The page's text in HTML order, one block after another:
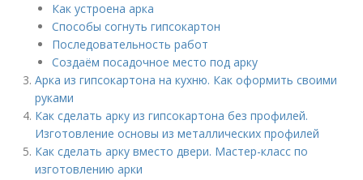
Как устроена арка
Способы согнуть гипсокартон
Последовательность работ
Создаём посадочное место под арку
Арка из гипсокартона на кухню. Как оформить своими
руками
Как сделать арку из гипсокартона без профилей.
Изготовление основы из металлических профилей
Как сделать арку вместо двери. Мастер-класс по
изготовлению арки